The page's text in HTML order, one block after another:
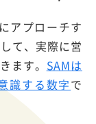
アプローチす
て、実際に営
ます。 SAMは
識する数字で